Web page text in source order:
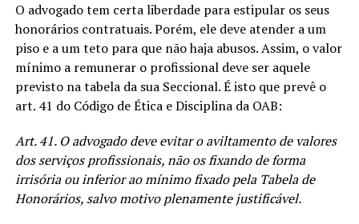
O advogado tem certa liberdade para estipular os seus
honorários contratuais. Porém, ele deve atender a um
piso e a um teto para que não haja abusos. Assim, o valor
mínimo a remunerar o profissional deve ser aquele
previsto na tabela da sua Seccional. É isto que prevê o
art. 41 do Código de Ética e Disciplina da OAB:
Art. 41. O advogado deve evitar o aviltamento de valores
dos serviços profissionais, não os fixando de forma
irrisória ou inferior ao mínimo fixado pela Tabela de
Honorários, salvo motivo plenamente justificável.